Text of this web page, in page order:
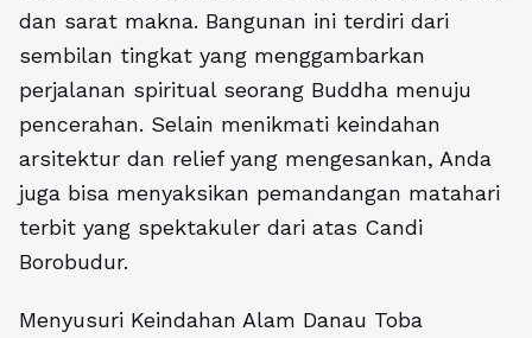
dan sarat makna. Bangunan ini terdiri dari
sembilan tingkat yang menggambarkan
perjalanan spiritual seorang Buddha menuju
pencerahan. Selain menikmati keindahan
arsitektur dan relief yang mengesankan, Anda
juga bisa menyaksikan pemandangan matahari
terbit yang spektakuler dari atas Candi
Borobudur.
Menyusuri Keindahan Alam Danau Toba